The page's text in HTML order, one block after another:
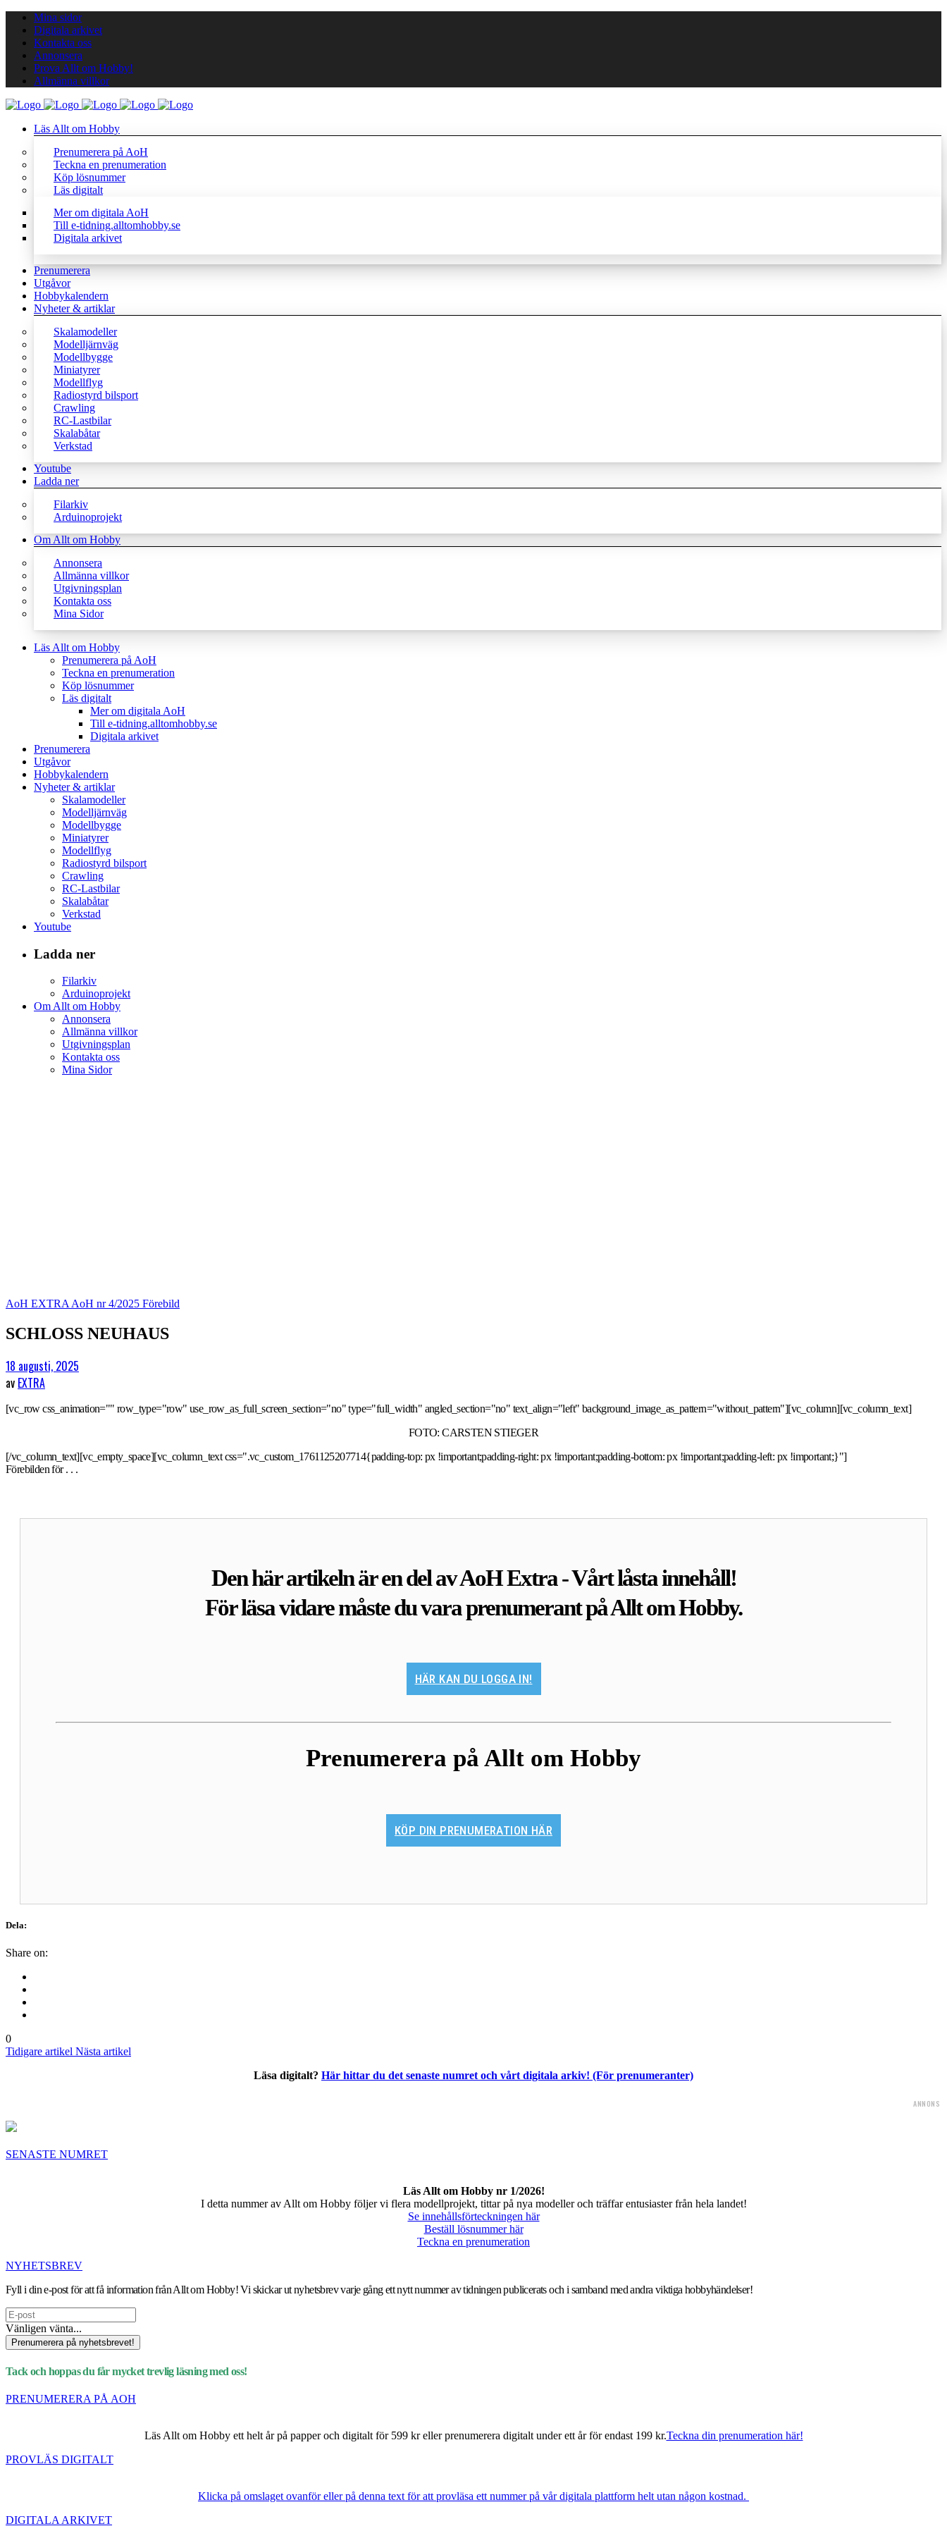
Mina sidor
Digitala arkivet
Kontakta oss
Annonsera
Prova Allt om Hobby!
Allmänna villkor
Läs Allt om Hobby
Prenumerera på AoH
Teckna en prenumeration
Köp lösnummer
Läs digitalt
Mer om digitala AoH
Till e-tidning.alltomhobby.se
Digitala arkivet
Prenumerera
Utgåvor
Hobbykalendern
Nyheter & artiklar
Skalamodeller
Modelljärnväg
Modellbygge
Miniatyrer
Modellflyg
Radiostyrd bilsport
Crawling
RC-Lastbilar
Skalabåtar
Verkstad
Youtube
Ladda ner
Filarkiv
Arduinoprojekt
Om Allt om Hobby
Annonsera
Allmänna villkor
Utgivningsplan
Kontakta oss
Mina Sidor
Läs Allt om Hobby
Prenumerera på AoH
Teckna en prenumeration
Köp lösnummer
Läs digitalt
Mer om digitala AoH
Till e-tidning.alltomhobby.se
Digitala arkivet
Prenumerera
Utgåvor
Hobbykalendern
Nyheter & artiklar
Skalamodeller
Modelljärnväg
Modellbygge
Miniatyrer
Modellflyg
Radiostyrd bilsport
Crawling
RC-Lastbilar
Skalabåtar
Verkstad
Youtube
Ladda ner
Filarkiv
Arduinoprojekt
Om Allt om Hobby
Annonsera
Allmänna villkor
Utgivningsplan
Kontakta oss
Mina Sidor
AoH EXTRAAoH nr 4/2025 Förebild
SCHLOSS NEUHAUS
18 augusti, 2025
av EXTRA
[vc_row css_animation="" row_type="row" use_row_as_full_screen_section="no" type="full_width" angled_section="no" text_align="left" background_image_as_pattern="without_pattern"][vc_column][vc_column_text]
FOTO: CARSTEN STIEGER
[/vc_column_text][vc_empty_space][vc_column_text css=".vc_custom_1761125207714{padding-top: px !important;padding-right: px !important;padding-bottom: px !important;padding-left: px !important;}"]
Förebilden för . . .
Den här artikeln är en del av AoH Extra - Vårt låsta innehåll!
För läsa vidare måste du vara prenumerant på Allt om Hobby.
HÄR KAN DU LOGGA IN!
Prenumerera på Allt om Hobby
KÖP DIN PRENUMERATION HÄR
Dela:
Share on:
0
Tidigare artikel Nästa artikel
Läsa digitalt? Här hittar du det senaste numret och vårt digitala arkiv! (För prenumeranter)
ANNONS
SENASTE NUMRET
Läs Allt om Hobby nr 1/2026!
I detta nummer av Allt om Hobby följer vi flera modellprojekt, tittar på nya modeller och träffar entusiaster från hela landet!
Se innehållsförteckningen här
Beställ lösnummer här
Teckna en prenumeration
NYHETSBREV
Fyll i din e-post för att få information från Allt om Hobby! Vi skickar ut nyhetsbrev varje gång ett nytt nummer av tidningen publicerats och i samband med andra viktiga hobbyhändelser!
Vänligen vänta...
Prenumerera på nyhetsbrevet!
Tack och hoppas du får mycket trevlig läsning med oss!
PRENUMERERA PÅ AOH
Läs Allt om Hobby ett helt år på papper och digitalt för 599 kr eller prenumerera digitalt under ett år för endast 199 kr.Teckna din prenumeration här!
PROVLÄS DIGITALT
Klicka på omslaget ovanför eller på denna text för att provläsa ett nummer på vår digitala plattform helt utan någon kostnad.
DIGITALA ARKIVET